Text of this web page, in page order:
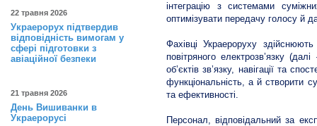
22 травня 2026
Украерорух підтвердив
відповідність вимогам у
сфері підготовки з
авіаційної безпеки
21 травня 2026
День Вишиванки в
Украерорусі
інтеграцію з системами
оптимізувати передачу голосу й
Фахівці Украероруху
повітряного електрозв’язку
об’єктів зв’язку, навігації та
функціональність, а й створити
та ефективності.
Персонал, відповідальний за